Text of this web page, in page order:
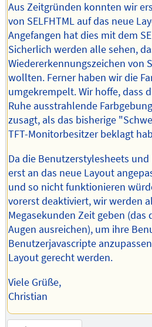
Aus Zeitgründen konnten wir
von SELFHTML auf das neue
Angefangen hat dies mit dem
Sicherlich werden alle sehen,
Wiedererkennungszeichen von
wollten. Ferner haben wir die
umgekrempelt. Wir hoffe, dass
Ruhe ausstrahlende
zusagt, als das bisherige
TFT-Monitorbesitzer beklagt
Da die Benutzerstylesheets
erst an das neue Layout
und so nicht funktionieren
vorerst deaktiviert, wir werden
Megasekunden Zeit geben (das
Augen ausreichen), um ihre
Benutzerjavascripte
Layout gerecht werden.
Viele Grüße,
Christian